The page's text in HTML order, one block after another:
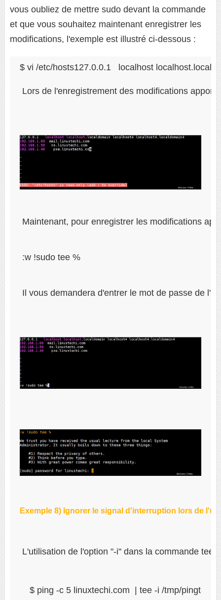
vous oubliez de mettre sudo devant la commande
et que vous souhaitez maintenant enregistrer les
modifications, l'exemple est illustré ci-dessous :
$ vi /etc/hosts127.0.0.1   localhost
Lors de l'enregistrement des modifications
Maintenant, pour enregistrer les modifications
:w !sudo tee %
Il vous demandera d'entrer le mot de passe de
Exemple 8) Ignorer le signal d'interruption lors de
L'utilisation de l'option "-i" dans la commande tee
$ ping -c 5 linuxtechi.com  | tee -i /tmp/